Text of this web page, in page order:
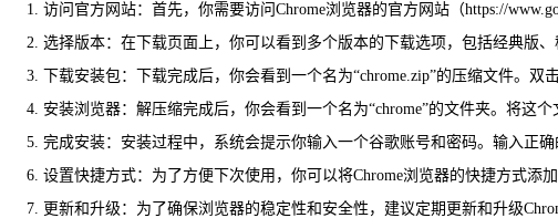
1. 访问官方网站：首先，你需要访问Chrome浏览器的官方网站（https://
2. 选择版本：在下载页面上，你可以看到多个版本的下载选项，包括经典版
3. 下载安装包：下载完成后，你会看到一个名为“chrome.zip”的压缩文件。双
4. 安装浏览器：解压缩完成后，你会看到一个名为“chrome”的文件夹。将这
5. 完成安装：安装过程中，系统会提示你输入一个谷歌账号和密码。输入正
6. 设置快捷方式：为了方便下次使用，你可以将Chrome浏览器的快捷方式添
7. 更新和升级：为了确保浏览器的稳定性和安全性，建议定期更新和升级